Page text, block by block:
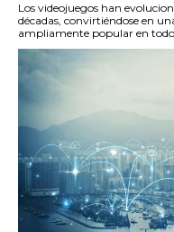
Los videojuegos han
décadas, convirtiéndose en
ampliamente popular en